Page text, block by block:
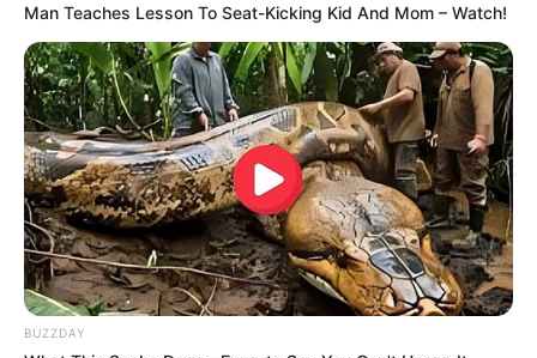
L’Yonne Républicaine : 12 – 9 – 4 – 13 – 5 – 8 – 6 – 2
La Marseillaise : 4 – 2 – 12 – 9 – 13 – 5 – 8 – 1
La Montagne : 4 – 5 – 2 – 9 – 13 – 12 – 6 – 1
La Provence : 4 – 5 – 13 – 2 – 1 – 9 – 12 – 6
La République du Centre : 13 – 12 – 4 – 9 – 6 – 5 – 1 – 2
La Voix du Nord : 4 – 13 – 5 – 12 – 8 – 2 – 1 – 9
Le Courrier Picard : 4 – 2 – 9 – 13 – 12 – 6 – 5 – 8
Le Dauphiné Libéré : 5 – 4 – 13 – 12 – 1 – 2 – 9 – 6
Le Matin de Lausanne : 13 – 4 – 1 – 9 – 5 – 12 – 2 – 8
Le Parisien : 9 – 12 – 2 – 13 – 4 – 5 – 1 – 6
Man Teaches Lesson To Seat-Kicking Kid And Mom – Watch!
BUZZDAY